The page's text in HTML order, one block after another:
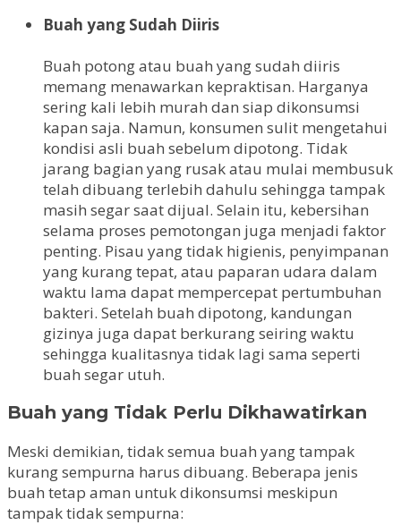
Buah yang Sudah Diiris
Buah potong atau buah yang sudah diiris
memang menawarkan kepraktisan. Harganya
sering kali lebih murah dan siap dikonsumsi
kapan saja. Namun, konsumen sulit mengetahui
kondisi asli buah sebelum dipotong. Tidak
jarang bagian yang rusak atau mulai membusuk
telah dibuang terlebih dahulu sehingga tampak
masih segar saat dijual. Selain itu, kebersihan
selama proses pemotongan juga menjadi faktor
penting. Pisau yang tidak higienis, penyimpanan
yang kurang tepat, atau paparan udara dalam
waktu lama dapat mempercepat pertumbuhan
bakteri. Setelah buah dipotong, kandungan
gizinya juga dapat berkurang seiring waktu
sehingga kualitasnya tidak lagi sama seperti
buah segar utuh.
Buah yang Tidak Perlu Dikhawatirkan
Meski demikian, tidak semua buah yang tampak
kurang sempurna harus dibuang. Beberapa jenis
buah tetap aman untuk dikonsumsi meskipun
tampak tidak sempurna: